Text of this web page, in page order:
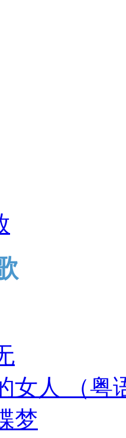
女人 （粤
梦